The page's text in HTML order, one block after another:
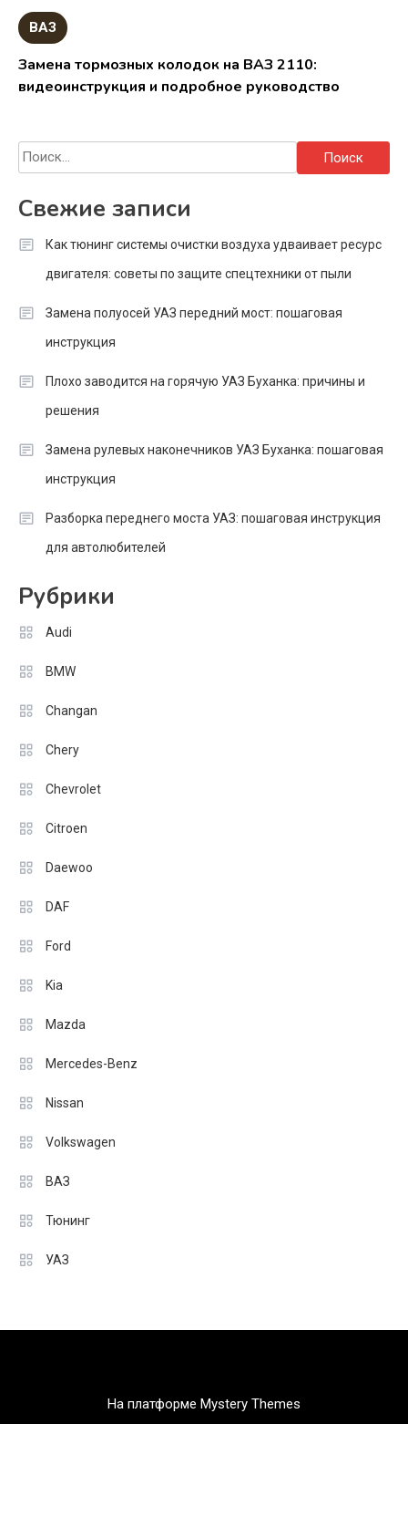
ВАЗ
Замена тормозных колодок на ВАЗ 2110:
видеоинструкция и подробное руководство
Найти:
Свежие записи
Как тюнинг системы очистки воздуха удваивает ресурс
двигателя: советы по защите спецтехники от пыли
Замена полуосей УАЗ передний мост: пошаговая
инструкция
Плохо заводится на горячую УАЗ Буханка: причины и
решения
Замена рулевых наконечников УАЗ Буханка: пошаговая
инструкция
Разборка переднего моста УАЗ: пошаговая инструкция
для автолюбителей
Рубрики
Audi
BMW
Changan
Chery
Chevrolet
Citroen
Daewoo
DAF
Ford
Kia
Mazda
Mercedes-Benz
Nissan
Volkswagen
ВАЗ
Тюнинг
УАЗ
На платформе Mystery Themes